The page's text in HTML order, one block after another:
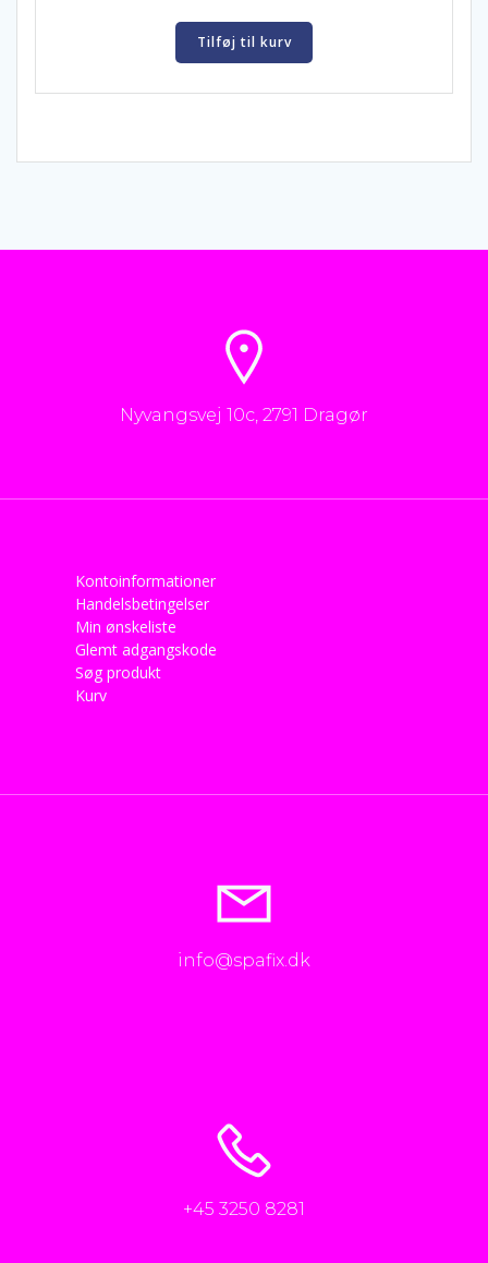
Tilføj til kurv
Nyvangsvej 10c, 2791 Dragør
Kontoinformationer
Handelsbetingelser
Min ønskeliste
Glemt adgangskode
Søg produkt
Kurv
info@spafix.dk
+45 3250 8281